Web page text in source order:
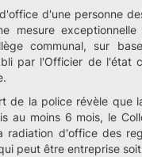
d'une personne
mesure
communal, sur
par l'Officier de l'état
la police révèle que
au moins 6 mois, le
radiation d'office des
peut être entreprise